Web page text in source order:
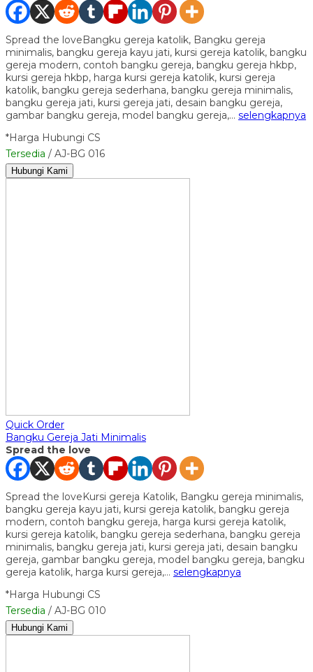
Spread the loveBangku gereja katolik, Bangku gereja
minimalis, bangku gereja kayu jati, kursi gereja katolik, bangku
gereja modern, contoh bangku gereja, bangku gereja hkbp,
kursi gereja hkbp, harga kursi gereja katolik, kursi gereja
katolik, bangku gereja sederhana, bangku gereja minimalis,
bangku gereja jati, kursi gereja jati, desain bangku gereja,
gambar bangku gereja, model bangku gereja,… selengkapnya
*Harga Hubungi CS
Tersedia / AJ-BG 016
Hubungi Kami
Quick Order
Bangku Gereja Jati Minimalis
Spread the love
Spread the loveKursi gereja Katolik, Bangku gereja minimalis,
bangku gereja kayu jati, kursi gereja katolik, bangku gereja
modern, contoh bangku gereja, harga kursi gereja katolik,
kursi gereja katolik, bangku gereja sederhana, bangku gereja
minimalis, bangku gereja jati, kursi gereja jati, desain bangku
gereja, gambar bangku gereja, model bangku gereja, bangku
gereja katolik, harga kursi gereja,… selengkapnya
*Harga Hubungi CS
Tersedia / AJ-BG 010
Hubungi Kami